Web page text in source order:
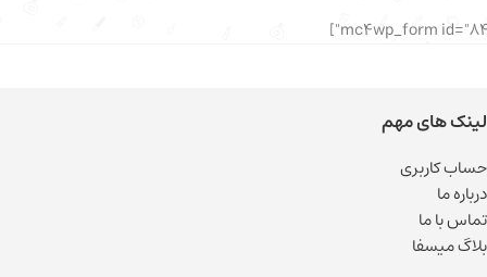
لینک های مهم
حساب کاربری
درباره ما
تماس با ما
بلاگ میسفا